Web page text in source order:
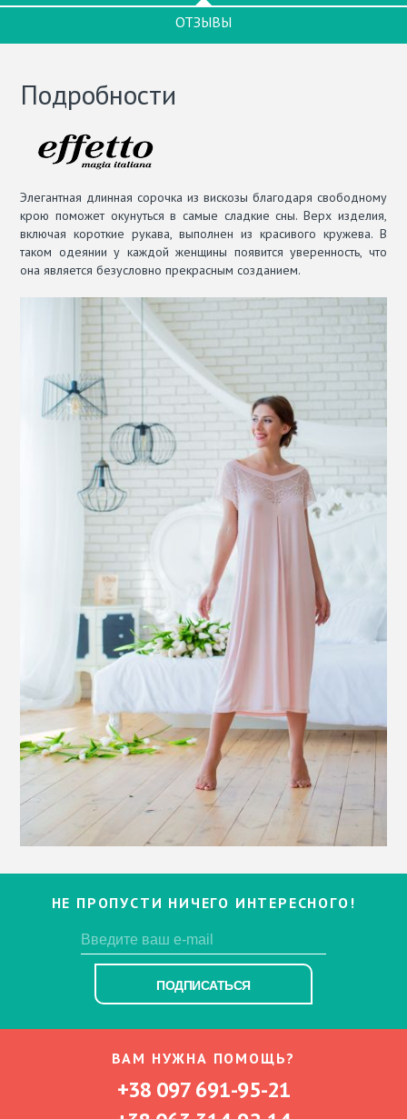
ОТЗЫВЫ
Подробности
Элегантная длинная сорочка из вискозы благодаря свободному
крою поможет окунуться в самые сладкие сны. Верх изделия,
включая короткие рукава, выполнен из красивого кружева. В
таком одеянии у каждой женщины появится уверенность, что
она является безусловно прекрасным созданием.
НЕ ПРОПУСТИ НИЧЕГО ИНТЕРЕСНОГО!
ПОДПИСАТЬСЯ
ВАМ НУЖНА ПОМОЩЬ?
+38 097 691-95-21